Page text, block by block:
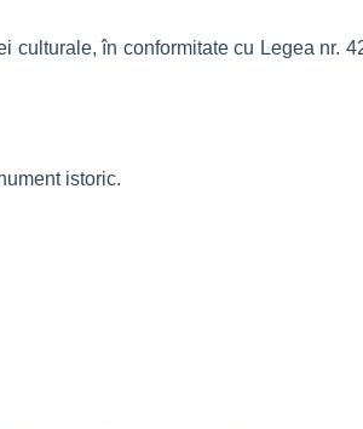
în conformitate cu Legea nr.
istoric.